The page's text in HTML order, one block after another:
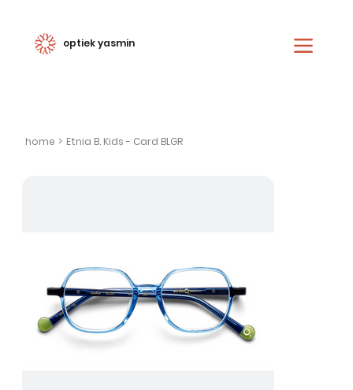
optiek yasmin
home > Etnia B. Kids - Card BLGR